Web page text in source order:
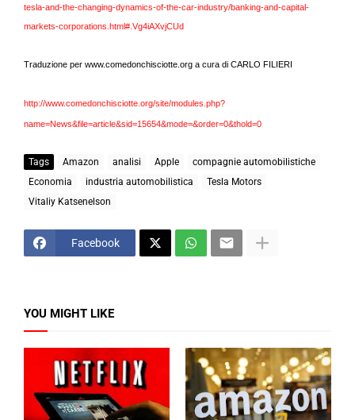
tesla-and-the-changing-dynamics-of-the-car-industry/banking-and-capital-
markets-corporations.html#.Vg4iAXvjCUd
Traduzione per www.comedonchisciotte.org a cura di CARLO FILIERI
http://www.comedonchisciotte.org/site/modules.php?
name=News&file=article&sid=15654&mode=&order=0&thold=0
Tags Amazon analisi Apple
compagnie automobilistiche
Economia
industria automobilistica
Tesla Motors
Vitaliy Katsenelson
Facebook
YOU MIGHT LIKE